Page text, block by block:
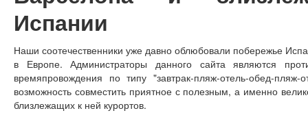
Испании
Наши соотечественники уже давно облюбовали побережье
в Европе. Администраторы данного сайта являются
времяпровождения по типу "завтрак-пляж-отель-обед-
возможность совместить приятное с полезным, а именно
близлежащих к ней курортов.